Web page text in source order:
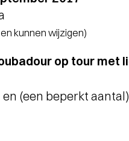
kunnen wijzigen)
op tour met
(een beperkt